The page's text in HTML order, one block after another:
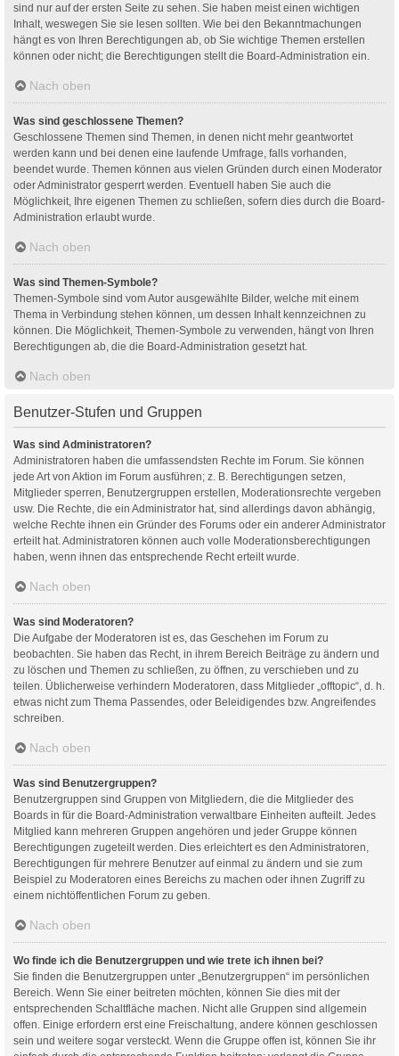
sind nur auf der ersten Seite zu sehen. Sie haben meist einen wichtigen
Inhalt, weswegen Sie sie lesen sollten. Wie bei den Bekanntmachungen
hängt es von Ihren Berechtigungen ab, ob Sie wichtige Themen erstellen
können oder nicht; die Berechtigungen stellt die Board-Administration ein.
Nach oben
Was sind geschlossene Themen?
Geschlossene Themen sind Themen, in denen nicht mehr geantwortet
werden kann und bei denen eine laufende Umfrage, falls vorhanden,
beendet wurde. Themen können aus vielen Gründen durch einen Moderator
oder Administrator gesperrt werden. Eventuell haben Sie auch die
Möglichkeit, Ihre eigenen Themen zu schließen, sofern dies durch die Board-
Administration erlaubt wurde.
Nach oben
Was sind Themen-Symbole?
Themen-Symbole sind vom Autor ausgewählte Bilder, welche mit einem
Thema in Verbindung stehen können, um dessen Inhalt kennzeichnen zu
können. Die Möglichkeit, Themen-Symbole zu verwenden, hängt von Ihren
Berechtigungen ab, die die Board-Administration gesetzt hat.
Nach oben
Benutzer-Stufen und Gruppen
Was sind Administratoren?
Administratoren haben die umfassendsten Rechte im Forum. Sie können
jede Art von Aktion im Forum ausführen; z. B. Berechtigungen setzen,
Mitglieder sperren, Benutzergruppen erstellen, Moderationsrechte vergeben
usw. Die Rechte, die ein Administrator hat, sind allerdings davon abhängig,
welche Rechte ihnen ein Gründer des Forums oder ein anderer Administrator
erteilt hat. Administratoren können auch volle Moderationsberechtigungen
haben, wenn ihnen das entsprechende Recht erteilt wurde.
Nach oben
Was sind Moderatoren?
Die Aufgabe der Moderatoren ist es, das Geschehen im Forum zu
beobachten. Sie haben das Recht, in ihrem Bereich Beiträge zu ändern und
zu löschen und Themen zu schließen, zu öffnen, zu verschieben und zu
teilen. Üblicherweise verhindern Moderatoren, dass Mitglieder „offtopic“, d. h.
etwas nicht zum Thema Passendes, oder Beleidigendes bzw. Angreifendes
schreiben.
Nach oben
Was sind Benutzergruppen?
Benutzergruppen sind Gruppen von Mitgliedern, die die Mitglieder des
Boards in für die Board-Administration verwaltbare Einheiten aufteilt. Jedes
Mitglied kann mehreren Gruppen angehören und jeder Gruppe können
Berechtigungen zugeteilt werden. Dies erleichtert es den Administratoren,
Berechtigungen für mehrere Benutzer auf einmal zu ändern und sie zum
Beispiel zu Moderatoren eines Bereichs zu machen oder ihnen Zugriff zu
einem nichtöffentlichen Forum zu geben.
Nach oben
Wo finde ich die Benutzergruppen und wie trete ich ihnen bei?
Sie finden die Benutzergruppen unter „Benutzergruppen“ im persönlichen
Bereich. Wenn Sie einer beitreten möchten, können Sie dies mit der
entsprechenden Schaltfläche machen. Nicht alle Gruppen sind allgemein
offen. Einige erfordern erst eine Freischaltung, andere können geschlossen
sein und weitere sogar versteckt. Wenn die Gruppe offen ist, können Sie ihr